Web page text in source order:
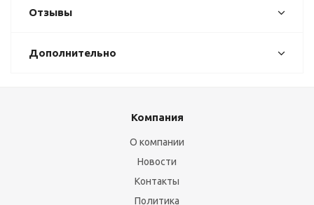
Отзывы
Дополнительно
Компания
О компании
Новости
Контакты
Политика